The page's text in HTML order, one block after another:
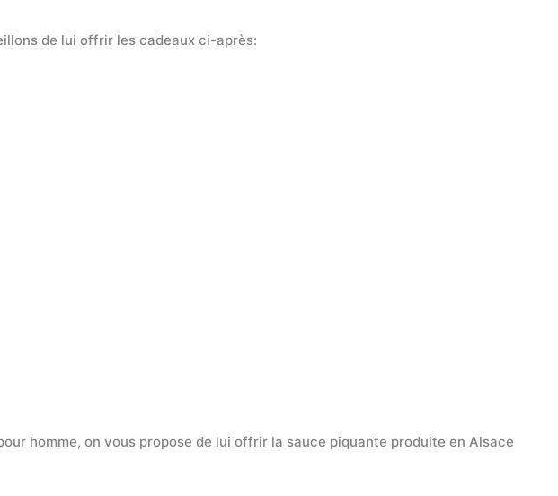
de lui offrir les cadeaux ci-après:
homme, on vous propose de lui offrir la sauce piquante produite en Alsace